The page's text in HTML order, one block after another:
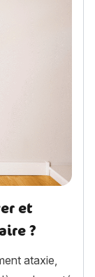
et
?
ataxie,